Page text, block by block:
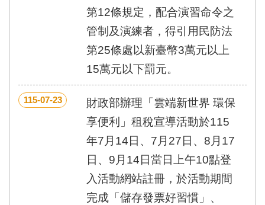
第12條規定，配合演習命令之
管制及演練者，得引用民防法
第25條處以新臺幣3萬元以上
15萬元以下罰元。
115-07-23
財政部辦理「雲端新世界 環保
享便利」租稅宣導活動於115
年7月14日、7月27日、8月17
日、9月14日當日上午10點登
入活動網站註冊，於活動期間
完成「儲存發票好習慣」、